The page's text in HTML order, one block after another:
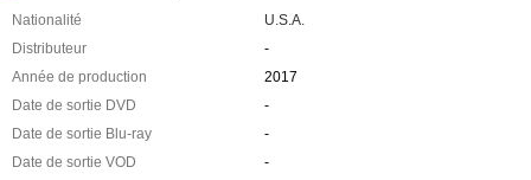
Nationalité
U.S.A.
Distributeur
-
Année de production
2017
Date de sortie DVD
-
Date de sortie Blu-ray
-
Date de sortie VOD
-